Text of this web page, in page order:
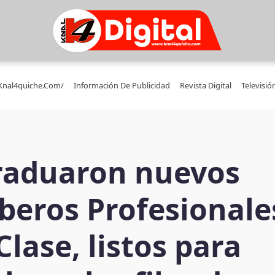
Información De Publicidad Revista Digital
nuevos
listos para